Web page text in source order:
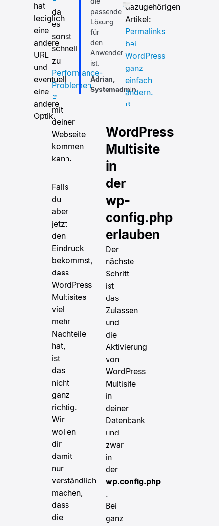
hat
lediglich
eine
andere
URL
und
eventuell
eine
andere
Optik.
da
es
sonst
schnell
zu
Performance-
Problemen
mit
deiner
Webseite
kommen
kann.
Falls
du
aber
jetzt
den
Eindruck
bekommst,
dass
WordPress
Multisites
viel
mehr
Nachteile
hat,
ist
das
nicht
ganz
richtig.
Wir
wollen
dir
damit
nur
verständlich
machen,
dass
die
passende
Lösung
für
den
Anwender
ist.
Adrian,
Systemadmin
dazugehörigen
Artikel:
Permalinks
bei
WordPress
ganz
einfach
ändern.
WordPress
Multisite
in
der
wp-
config.php
erlauben
Der
nächste
Schritt
ist
das
Zulassen
und
die
Aktivierung
von
WordPress
Multisite
in
deiner
Datenbank
und
zwar
in
der
wp.config.php
.
Bei
ganz